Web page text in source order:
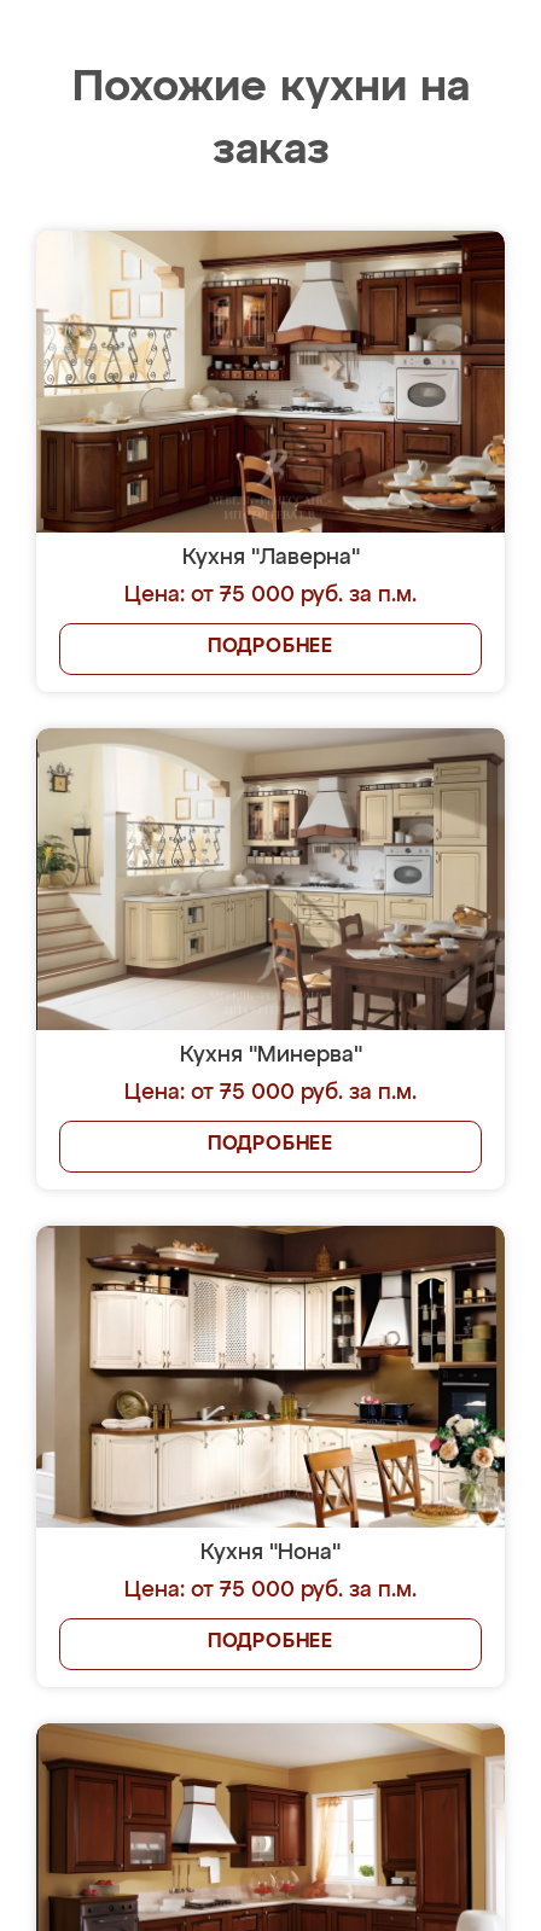
Похожие кухни на
заказ
Кухня "Лаверна"
Цена: от 75 000 руб. за п.м.
ПОДРОБНЕЕ
Кухня "Минерва"
Цена: от 75 000 руб. за п.м.
ПОДРОБНЕЕ
Кухня "Нона"
Цена: от 75 000 руб. за п.м.
ПОДРОБНЕЕ